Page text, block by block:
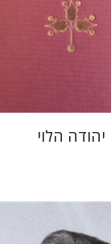
אתר ספר מודפס
יהודה הלוי